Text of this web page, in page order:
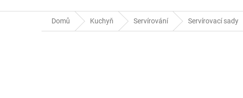
Domů Kuchyň Servírování Servírovací sady